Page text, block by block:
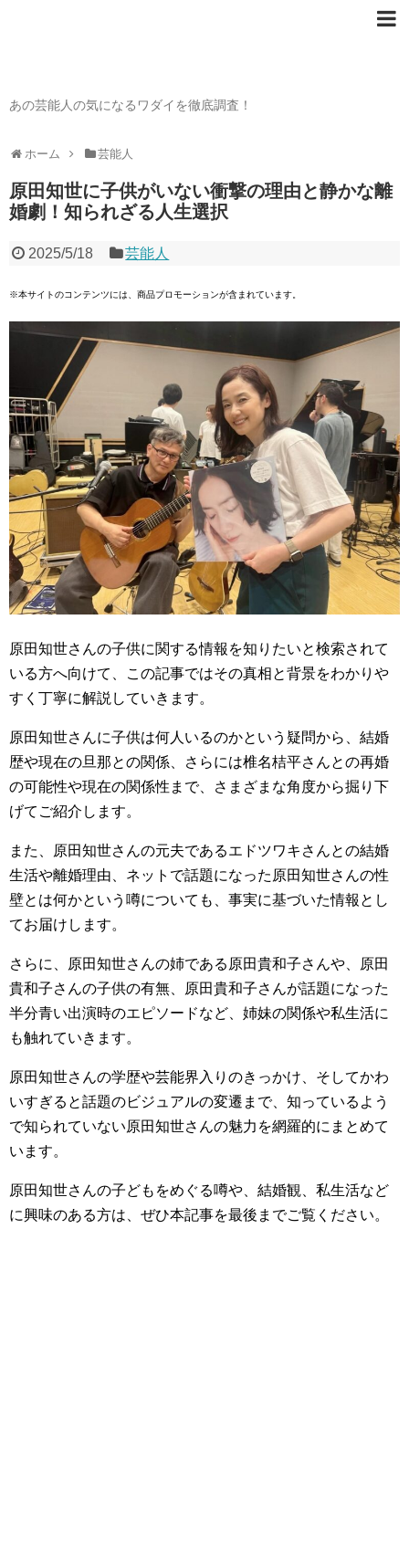
あの芸能人の気になるワダイを徹底調査！
ホーム 芸能人
原田知世に子供がいない衝撃の理由と静かな離
婚劇！知られざる人生選択
2025/5/18 芸能人
※本サイトのコンテンツには、商品プロモーションが含まれています。
原田知世さんの子供に関する情報を知りたいと検索されて
いる方へ向けて、この記事ではその真相と背景をわかりや
すく丁寧に解説していきます。
原田知世さんに子供は何人いるのかという疑問から、結婚
歴や現在の旦那との関係、さらには椎名桔平さんとの再婚
の可能性や現在の関係性まで、さまざまな角度から掘り下
げてご紹介します。
また、原田知世さんの元夫であるエドツワキさんとの結婚
生活や離婚理由、ネットで話題になった原田知世さんの性
壁とは何かという噂についても、事実に基づいた情報とし
てお届けします。
さらに、原田知世さんの姉である原田貴和子さんや、原田
貴和子さんの子供の有無、原田貴和子さんが話題になった
半分青い出演時のエピソードなど、姉妹の関係や私生活に
も触れていきます。
原田知世さんの学歴や芸能界入りのきっかけ、そしてかわ
いすぎると話題のビジュアルの変遷まで、知っているよう
で知られていない原田知世さんの魅力を網羅的にまとめて
います。
原田知世さんの子どもをめぐる噂や、結婚観、私生活など
に興味のある方は、ぜひ本記事を最後までご覧ください。